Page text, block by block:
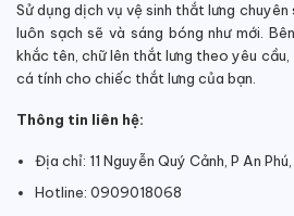
Sử dụng dịch vụ vệ sinh thắt lưng
luôn sạch sẽ và sáng bóng như mới.
khắc tên, chữ lên thắt lưng theo yêu
cá tính cho chiếc thắt lưng của bạn.
Thông tin liên hệ:
Địa chỉ: 11 Nguyễn Quý Cảnh, P An
Hotline: 0909018068